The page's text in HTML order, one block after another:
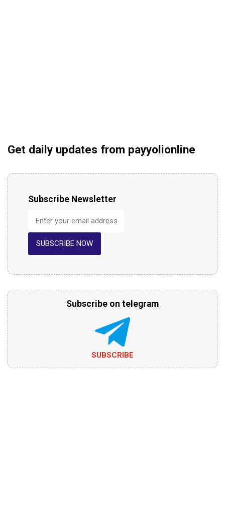
Get daily updates from payyolionline
Subscribe Newsletter
SUBSCRIBE NOW
Subscribe on telegram
SUBSCRIBE